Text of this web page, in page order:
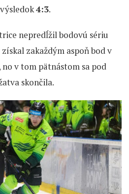
4:3.
nepredĺžil bodovú sériu
zakaždým aspoň bod v
no v tom pätnástom sa pod
skončila.